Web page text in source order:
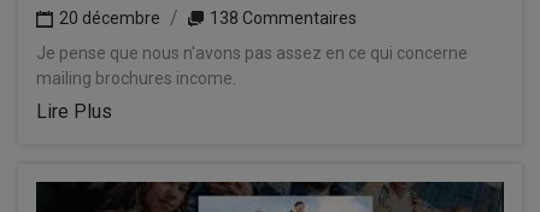
20 décembre
138 Commentaires
Je pense que nous n'avons pas assez en ce qui concerne
mailing brochures income.
Lire Plus